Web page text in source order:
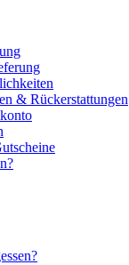
& Rückerstattungen